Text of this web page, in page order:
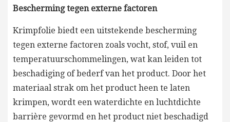
Bescherming tegen externe factoren
Krimpfolie biedt een uitstekende bescherming
tegen externe factoren zoals vocht, stof, vuil en
temperatuurschommelingen, wat kan leiden tot
beschadiging of bederf van het product. Door het
materiaal strak om het product heen te laten
krimpen, wordt een waterdichte en luchtdichte
barrière gevormd en het product niet beschadigd